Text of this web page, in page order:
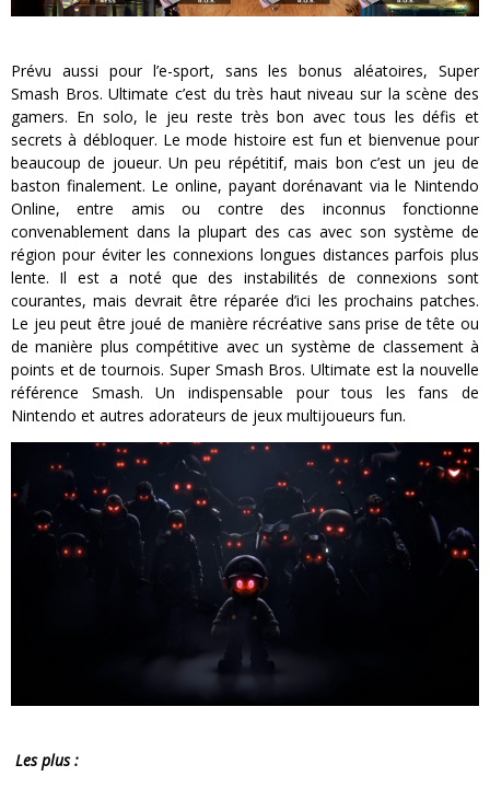
Prévu aussi pour l’e-sport, sans les bonus aléatoires, Super
Smash Bros. Ultimate c’est du très haut niveau sur la scène des
gamers. En solo, le jeu reste très bon avec tous les défis et
secrets à débloquer. Le mode histoire est fun et bienvenue pour
beaucoup de joueur. Un peu répétitif, mais bon c’est un jeu de
baston finalement. Le online, payant dorénavant via le Nintendo
Online, entre amis ou contre des inconnus fonctionne
convenablement dans la plupart des cas avec son système de
région pour éviter les connexions longues distances parfois plus
lente. Il est a noté que des instabilités de connexions sont
courantes, mais devrait être réparée d’ici les prochains patches.
Le jeu peut être joué de manière récréative sans prise de tête ou
de manière plus compétitive avec un système de classement à
points et de tournois. Super Smash Bros. Ultimate est la nouvelle
référence Smash. Un indispensable pour tous les fans de
Nintendo et autres adorateurs de jeux multijoueurs fun.
Les plus :